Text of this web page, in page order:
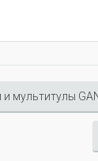
мультитулы